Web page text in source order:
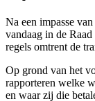
Na een impasse
vandaag in de
regels omtrent de
Op grond van het
rapporteren welke
en waar zij die